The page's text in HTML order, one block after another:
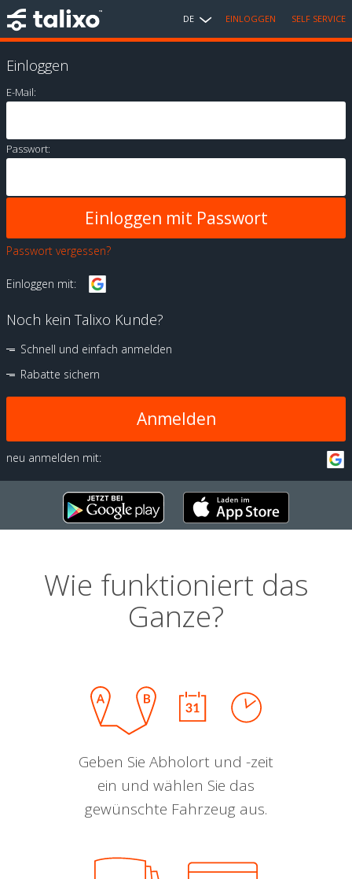
DE EINLOGGEN SELF SERVICE
Einloggen
E-Mail:
Passwort:
Passwort vergessen?
Einloggen mit:
Noch kein Talixo Kunde?
Schnell und einfach anmelden
Rabatte sichern
Anmelden
neu anmelden mit:
Wie funktioniert das
Ganze?
Geben Sie Abholort und -zeit
ein und wählen Sie das
gewünschte Fahrzeug aus.